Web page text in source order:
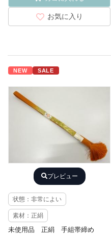
お気に入り
NEW SALE
プレビュー
状態：非常によい
素材：正絹
未使用品 正絹 手組帯締め